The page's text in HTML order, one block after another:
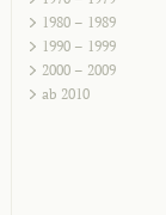
1980 – 1989
1990 – 1999
2000 – 2009
ab 2010